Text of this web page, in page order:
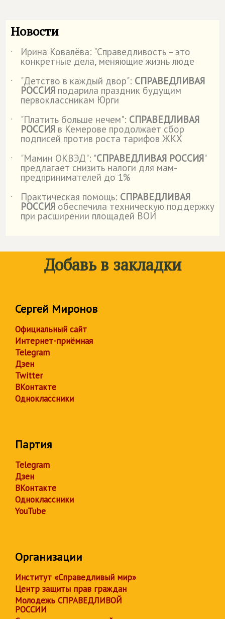
Новости
˙ Ирина Ковалёва: "Справедливость – это
конкретные дела, меняющие жизнь люде
˙
"Детство в каждый двор": СПРАВЕДЛИВАЯ
РОССИЯ подарила праздник будущим
первоклассникам Юрги
˙
"Платить больше нечем": СПРАВЕДЛИВАЯ
РОССИЯ в Кемерове продолжает сбор
подписей против роста тарифов ЖКХ
˙
"Мамин ОКВЭД": "СПРАВЕДЛИВАЯ РОССИЯ"
предлагает снизить налоги для мам-
предпринимателей до 1%
˙
Практическая помощь: СПРАВЕДЛИВАЯ
РОССИЯ обеспечила техническую поддержку
при расширении площадей ВОИ
Добавь в закладки
Сергей Миронов
Официальный сайт
Интернет-приёмная
Telegram
Дзен
Twitter
ВКонтакте
Одноклассники
Партия
Telegram
Дзен
ВКонтакте
Одноклассники
YouTube
Организации
Институт «Справедливый мир»
Центр защиты прав граждан
Молодежь СПРАВЕДЛИВОЙ
РОССИИ